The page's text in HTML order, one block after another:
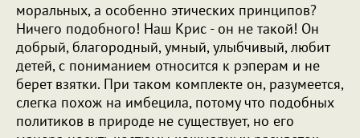
моральных, а особенно этических принципов?
Ничего подобного! Наш Крис - он не такой! Он
добрый, благородный, умный, улыбчивый, любит
детей, с пониманием относится к рэперам и не
берет взятки. При таком комплекте он, разумеется,
слегка похож на имбецила, потому что подобных
политиков в природе не существует, но его